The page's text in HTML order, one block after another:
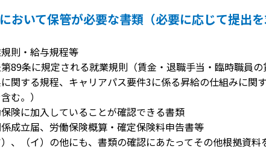
おいて保管が必要な書類（必要に応じて提出を
規則・給与規程等
89条に規定される就業規則（賃金・退職手当・臨時職員
関する規程、キャリアパス要件3に係る昇給の仕組みに
む。）
保険に加入していることが確認できる書類
成立届、労働保険概算・確定保険料申告書等
、（イ）の他にも、書類の確認にあたってその他根拠資料